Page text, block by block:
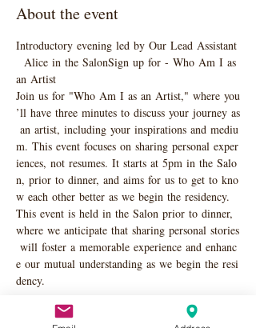
About the event
Introductory evening led by Our Lead Assistant
Alice in the SalonSign up for - Who Am I as
an Artist
Join us for "Who Am I as an Artist," where you
’ll have three minutes to discuss your journey as
an artist, including your inspirations and mediu
m. This event focuses on sharing personal exper
iences, not resumes. It starts at 5pm in the Salo
n, prior to dinner, and aims for us to get to kno
w each other better as we begin the residency.
This event is held in the Salon prior to dinner,
where we anticipate that sharing personal stories
will foster a memorable experience and enhanc
e our mutual understanding as we begin the resi
dency.